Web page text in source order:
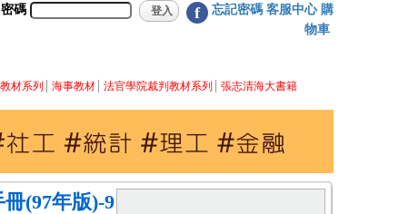
密碼 f 忘記密碼 客服中心 購
物車
材系列 海事教材 法官學院裁判教材系列 張志清海大書籍
(97年版)-9